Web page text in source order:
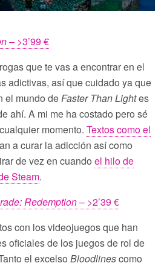
– >3’99 €
que te vas a encontrar en el
adictivas, así que cuidado ya que
el mundo de Faster Than Lightes
ahí. A mi me ha costado pero sé
momento. Textos como el
a curar la adicción así como
de vez en cuando el hilo de
Steam.
Redemption– >2’39 €
con los videojuegos que han
oficiales de los juegos de rol de
el excelso Bloodlinescomo